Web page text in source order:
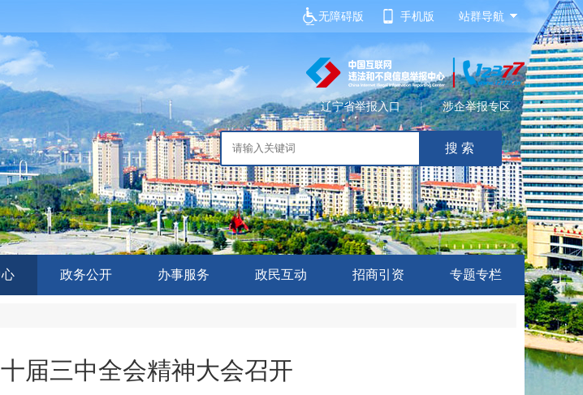
站群导航
无障碍版 手机版
辽宁省举报入口 | 涉企举报专区
政务公开 办事服务 政民互动 招商引资 专题专栏
届三中全会精神大会召开